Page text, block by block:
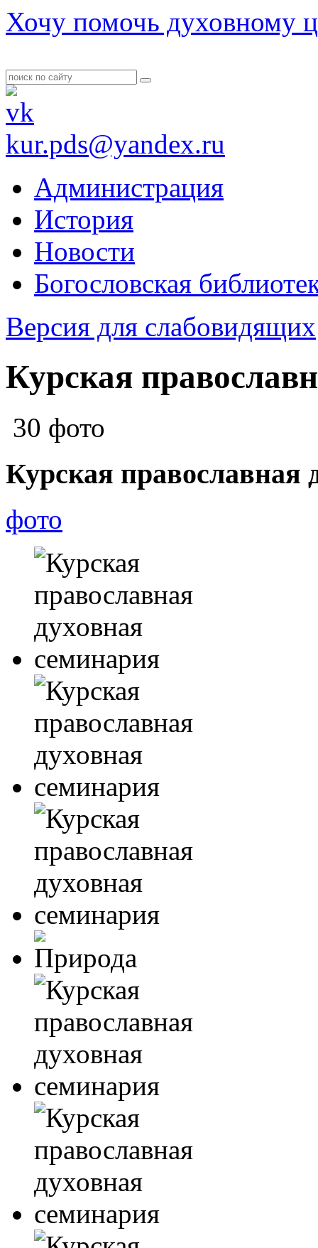
Хочу помочь духовному
kur.pds@yandex.ru
Администрация
История
Новости
Богословская
Версия для слабовидящих
Курская
30 фото
Курская православная
фото